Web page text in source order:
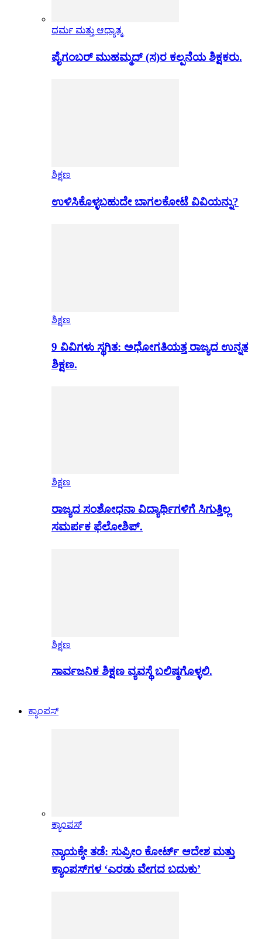
ಧರ್ಮ ಮತ್ತು ಆಧ್ಯಾತ್ಮ
ಪೈಗಂಬರ್ ಮುಹಮ್ಮದ್ (ಸ)ರ ಕಲ್ಪನೆಯ ಶಿಕ್ಷಕರು.
ಶಿಕ್ಷಣ
ಉಳಿಸಿಕೊಳ್ಳಬಹುದೇ ಬಾಗಲಕೋಟೆ ವಿವಿಯನ್ನು?
ಶಿಕ್ಷಣ
9 ವಿವಿಗಳು ಸ್ಥಗಿತ: ಅಧೋಗತಿಯತ್ತ ರಾಜ್ಯದ ಉನ್ನತ
ಶಿಕ್ಷಣ.
ಶಿಕ್ಷಣ
ರಾಜ್ಯದ ಸಂಶೋಧನಾ ವಿದ್ಯಾರ್ಥಿಗಳಿಗೆ ಸಿಗುತ್ತಿಲ್ಲ
ಸಮರ್ಪಕ ಫೆಲೋಶಿಪ್.
ಶಿಕ್ಷಣ
ಸಾರ್ವಜನಿಕ ಶಿಕ್ಷಣ ವ್ಯವಸ್ಥೆ ಬಲಿಷ್ಠಗೊಳ್ಳಲಿ.
ಕ್ಯಾಂಪಸ್
ಕ್ಯಾಂಪಸ್
ನ್ಯಾಯಕ್ಕೇ ತಡೆ: ಸುಪ್ರೀಂ ಕೋರ್ಟ್ ಆದೇಶ ಮತ್ತು
ಕ್ಯಾಂಪಸ್‌ಗಳ ‘ಎರಡು ವೇಗದ ಬದುಕು’